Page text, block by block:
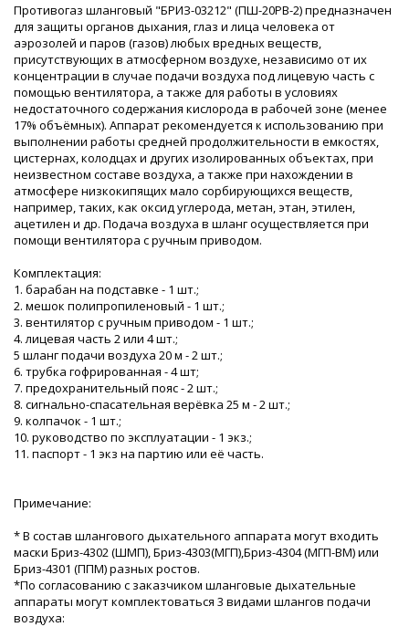
Противогаз шланговый "БРИЗ-03212" (ПШ-20РВ-2) предназначен
для защиты органов дыхания, глаз и лица человека от
аэрозолей и паров (газов) любых вредных веществ,
присутствующих в атмосферном воздухе, независимо от их
концентрации в случае подачи воздуха под лицевую часть с
помощью вентилятора, а также для работы в условиях
недостаточного содержания кислорода в рабочей зоне (менее
17% объёмных). Аппарат рекомендуется к использованию при
выполнении работы средней продолжительности в емкостях,
цистернах, колодцах и других изолированных объектах, при
неизвестном составе воздуха, а также при нахождении в
атмосфере низкокипящих мало сорбирующихся веществ,
например, таких, как оксид углерода, метан, этан, этилен,
ацетилен и др. Подача воздуха в шланг осуществляется при
помощи вентилятора с ручным приводом.
Комплектация:
1. барабан на подставке - 1 шт.;
2. мешок полипропиленовый - 1 шт.;
3. вентилятор с ручным приводом - 1 шт.;
4. лицевая часть 2 или 4 шт.;
5 шланг подачи воздуха 20 м - 2 шт.;
6. трубка гофрированная - 4 шт;
7. предохранительный пояс - 2 шт.;
8. сигнально-спасательная верёвка 25 м - 2 шт.;
9. колпачок - 1 шт.;
10. руководство по эксплуатации - 1 экз.;
11. паспорт - 1 экз на партию или её часть.
Примечание:
* В состав шлангового дыхательного аппарата могут входить
маски Бриз-4302 (ШМП), Бриз-4303(МГП),Бриз-4304 (МГП-ВМ) или
Бриз-4301 (ППМ) разных ростов.
*По согласованию с заказчиком шланговые дыхательные
аппараты могут комплектоваться 3 видами шлангов подачи
воздуха: